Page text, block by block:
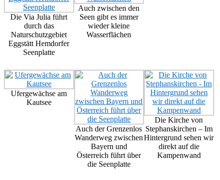
Die Via Julia führt
durch das
Naturschutzgebiet
Eggstätt Hemdorfer
Seenplatte
Auch zwischen den
Seen gibt es immer
wieder kleine
Wasserflächen
Ufergewächse am
Kautsee
Auch der Grenzenlos
Wanderweg zwischen
Bayern und
Österreich führt über
die Seenplatte
Die Kirche von
Stephanskirchen – Im
Hintergrund sehen wir
direkt auf die
Kampenwand